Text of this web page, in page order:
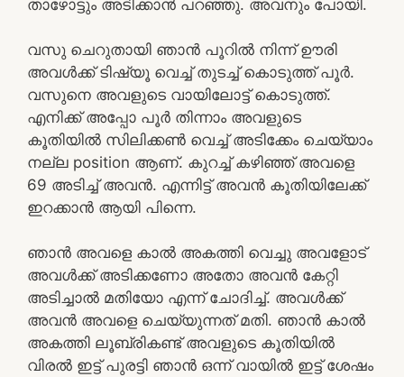
താഴോട്ടും അടിക്കാൻ പറഞ്ഞു. അവനും പോയി.
വസു ചെറുതായി ഞാൻ പൂറിൽ നിന്ന് ഊരി
അവൾക്ക് ടിഷ്യൂ വെച്ച് തുടച്ച് കൊടുത്ത് പൂർ.
വസുനെ അവളുടെ വായിലോട്ട് കൊടുത്ത്.
എനിക്ക് അപ്പോ പൂർ തിന്നാം അവളുടെ
കൂതിയിൽ സിലിക്കൺ വെച്ച് അടിക്കേം ചെയ്യാം
നല്ല position ആണ്. കുറച്ച് കഴിഞ്ഞ് അവളെ
69 അടിച്ച് അവൻ. എന്നിട്ട് അവൻ കൂതിയിലേക്ക്
ഇറക്കാൻ ആയി പിന്നെ.
ഞാൻ അവളെ കാൽ അകത്തി വെച്ചു അവളോട്
അവൾക്ക് അടിക്കണോ അതോ അവൻ കേറ്റി
അടിച്ചാൽ മതിയോ എന്ന് ചോദിച്ച്. അവൾക്ക്
അവൻ അവളെ ചെയ്യുന്നത് മതി. ഞാൻ കാൽ
അകത്തി ലൂബ്രികണ്ട് അവളുടെ കൂതിയിൽ
വിരൽ ഇട്ട് പുരട്ടി ഞാൻ ഒന്ന് വായിൽ ഇട്ട് ശേഷം